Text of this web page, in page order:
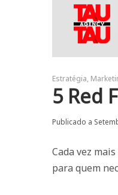
Estratégia
5 Red
Publicado a
Cada vez
para quem